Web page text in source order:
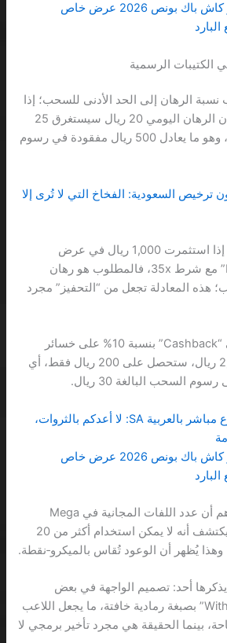
crypto-games كازينو كاش باك بونص 2026 عرض خاص
الكتيبات الرسمية
الرهان إلى الحد الأدنى للسحب؛ إذا
كان الحد 500 ريال، فإن الرهان اليومي 20 ريال سيستغرق 25
يوماً للوصول إلى الحد، وهو ما يعادل 500 ريال مفقودة في رسوم
ترخيص السعودية: الفخاخ التي لا تُرى إلا
وبالعودة إلى Betway، إذا استثمرت 1,000 ريال في عرض
“Match Bonus 200%” مع شرط 35x، فالمطلوب هو رهان
هذه المعادلة تجعل من “التحفيز” مجرد
أما 1xBet، فتعتمد على “Cashback” بنسبة 10% على خسائر
اليوم؛ إذا خسرت 2,000 ريال، ستحصل على 200 ريال فقط، أي
السحب البالغة 30 ريال.
كازينو اون لاين مع موزع مباشر بالعربية SA: لا أعدكم بالثروات،
crypto-games كازينو كاش باك بونص 2026 عرض خاص
وفي كل مرة يظن أحدهم أن عدد اللفات المجانية في Mega
Joker يقترب من 50، يكتشف أنه لا يمكن استخدام أكثر من 20
وهذا يُظهر أن الوعود تُقاس بالميكرو‑نقطة.
يذكرها أحد: تصميم الواجهة في بعض
الألعاب يضع زر “Withdraw” بصبغة رمادية خافتة، ما يجعل اللاعب
بينما الحقيقة هي مجرد تأخير برمجي لا